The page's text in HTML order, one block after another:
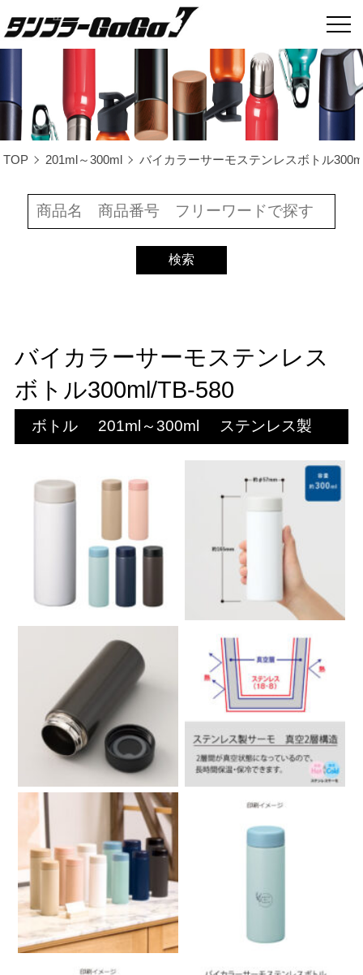
TOP 201ml～300ml バイカラーサーモステンレスボトル
バイカラーサーモステンレス
ボトル300ml/TB-580
ボトル 201ml～300ml ステンレス製